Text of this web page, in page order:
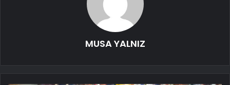
MUSA YALNIZ